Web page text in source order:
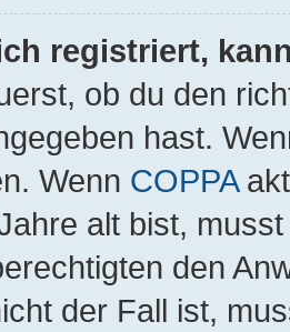
registriert,
ob du den
hast.
Wenn COPPA
alt bist,
den
der Fall ist,